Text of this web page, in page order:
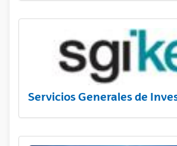
Servicios Generales de